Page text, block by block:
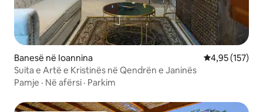
Banesë në Ioannina Vlerësimi
4,95 (157)
Suita e Artë e Kristinës në Qendrën e Janinës
Pamje · Në afërsi · Parkim